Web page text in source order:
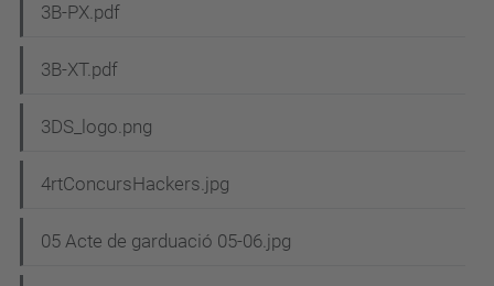
3B-PX.pdf
3B-XT.pdf
3DS_logo.png
4rtConcursHackers.jpg
05 Acte de garduació 05-06.jpg